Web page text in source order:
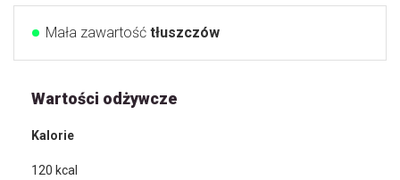
Mała zawartość tłuszczów
Wartości odżywcze
Kalorie
120 kcal